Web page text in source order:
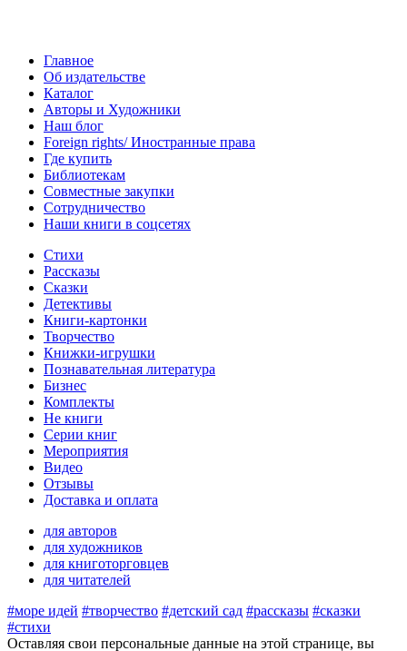
Главное
Об издательстве
Каталог
Авторы и Художники
Наш блог
Foreign rights/ Иностранные права
Где купить
Библиотекам
Совместные закупки
Сотрудничество
Наши книги в соцсетях
Стихи
Рассказы
Сказки
Детективы
Книги-картонки
Творчество
Книжки-игрушки
Познавательная литература
Бизнес
Комплекты
Не книги
Серии книг
Мероприятия
Видео
Отзывы
Доставка и оплата
для авторов
для художников
для книготорговцев
для читателей
#море идей #творчество #детский сад #рассказы #сказки
#стихи
Оставляя свои персональные данные на этой странице, вы